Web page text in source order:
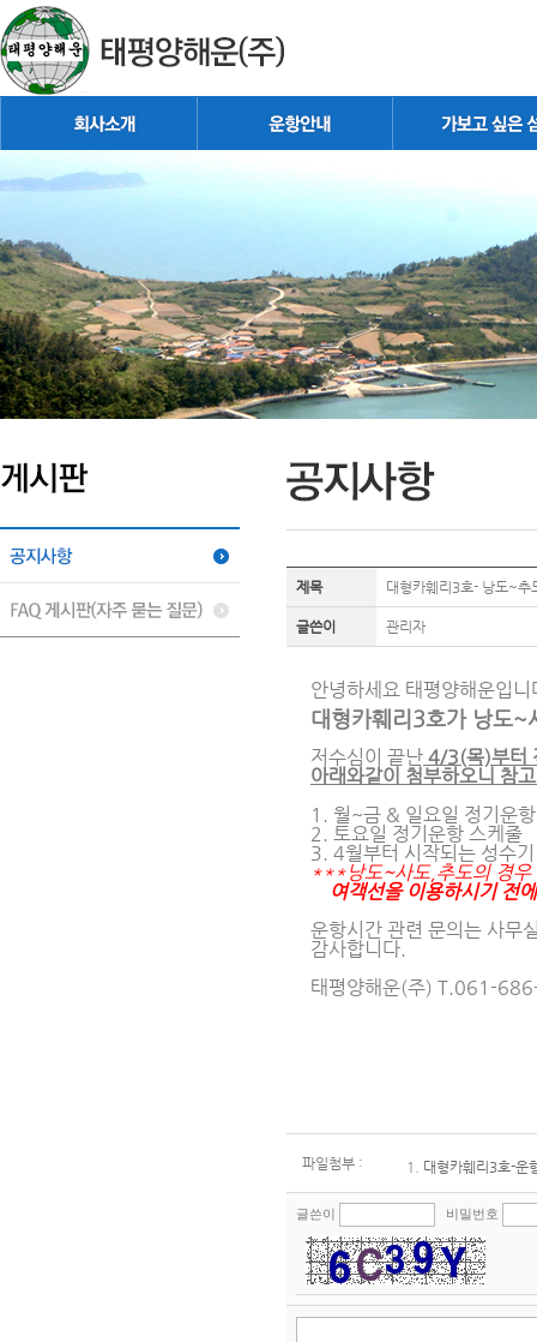
제목 대형카훼리3호- 낭도~
글쓴이 관리자
안녕하세요 태평양해운입니
대형카훼리3호가 낭도~
저수심이 끝난 4/3(목)부터
아래와같이 첨부하오니 참
1. 월~금 & 일요일 정기운
2. 토요일 정기운항 스케줄
3. 4월부터 시작되는 성수
***낭도~사도,추도의 경우
여객선을 이용하시기 전
운항시간 관련 문의는 사무
감사합니다.
태평양해운(주) T.061-
파일첨부 : 1. 대형카훼리3호-
글쓴이 비밀번호